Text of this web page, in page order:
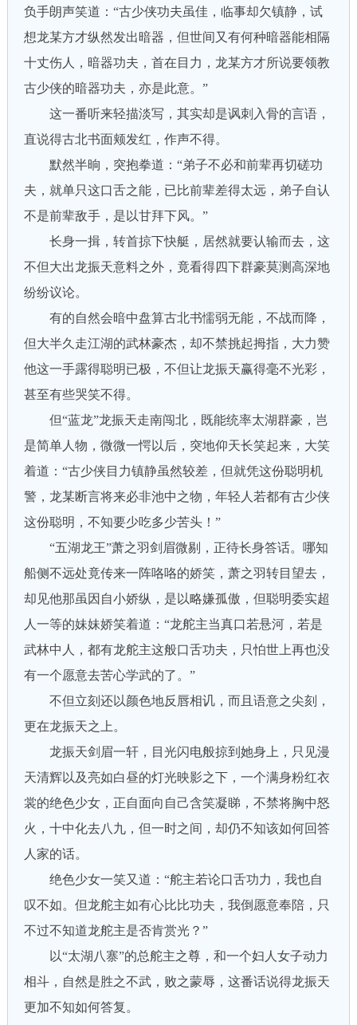
负手朗声笑道：“古少侠功夫虽佳，临事却欠镇静，试
想龙某方才纵然发出暗器，但世间又有何种暗器能相隔
十丈伤人，暗器功夫，首在目力，龙某方才所说要领教
古少侠的暗器功夫，亦是此意。”
这一番听来轻描淡写，其实却是讽刺入骨的言语，
直说得古北书面颊发红，作声不得。
默然半晌，突抱拳道：“弟子不必和前辈再切磋功
夫，就单只这口舌之能，已比前辈差得太远，弟子自认
不是前辈敌手，是以甘拜下风。”
长身一揖，转首掠下快艇，居然就要认输而去，这
不但大出龙振天意料之外，竟看得四下群豪莫测高深地
纷纷议论。
有的自然会暗中盘算古北书懦弱无能，不战而降，
但大半久走江湖的武林豪杰，却不禁挑起拇指，大力赞
他这一手露得聪明已极，不但让龙振天赢得毫不光彩，
甚至有些哭笑不得。
但“蓝龙”龙振天走南闯北，既能统率太湖群豪，岂
是简单人物，微微一愕以后，突地仰天长笑起来，大笑
着道：“古少侠目力镇静虽然较差，但就凭这份聪明机
警，龙某断言将来必非池中之物，年轻人若都有古少侠
这份聪明，不知要少吃多少苦头！”
“五湖龙王”萧之羽剑眉微剔，正待长身答话。哪知
船侧不远处竟传来一阵咯咯的娇笑，萧之羽转目望去，
却见他那虽因自小娇纵，是以略嫌孤傲，但聪明委实超
人一等的妹妹娇笑着道：“龙舵主当真口若悬河，若是
武林中人，都有龙舵主这般口舌功夫，只怕世上再也没
有一个愿意去苦心学武的了。”
不但立刻还以颜色地反唇相讥，而且语意之尖刻，
更在龙振天之上。
龙振天剑眉一轩，目光闪电般掠到她身上，只见漫
天清辉以及亮如白昼的灯光映影之下，一个满身粉红衣
裳的绝色少女，正自面向自己含笑凝睇，不禁将胸中怒
火，十中化去八九，但一时之间，却仍不知该如何回答
人家的话。
绝色少女一笑又道：“舵主若论口舌功力，我也自
叹不如。但龙舵主如有心比比功夫，我倒愿意奉陪，只
不过不知道龙舵主是否肯赏光？”
以“太湖八寨”的总舵主之尊，和一个妇人女子动力
相斗，自然是胜之不武，败之蒙辱，这番话说得龙振天
更加不知如何答复。